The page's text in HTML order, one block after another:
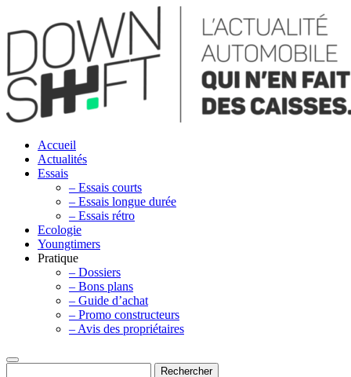
Accueil
Actualités
Essais
– Essais courts
– Essais longue durée
– Essais rétro
Ecologie
Youngtimers
Pratique
– Dossiers
– Bons plans
– Guide d’achat
– Promo constructeurs
– Avis des propriétaires